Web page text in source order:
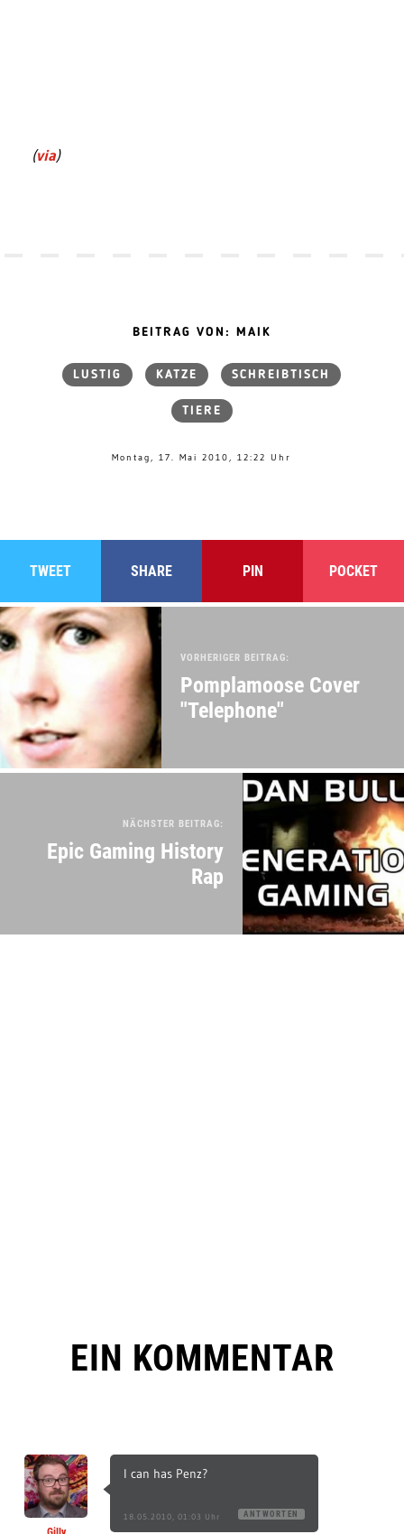
(via)
BEITRAG VON: MAIK
LUSTIG KATZE SCHREIBTISCH
TIERE
Montag, 17. Mai 2010, 12:22 Uhr
TWEET SHARE PIN POCKET
VORHERIGER BEITRAG:
Pomplamoose Cover
"Telephone"
NÄCHSTER BEITRAG:
Epic Gaming History
Rap
EIN KOMMENTAR
I can has Penz?
18.05.2010, 01:03 Uhr ANTWORTEN